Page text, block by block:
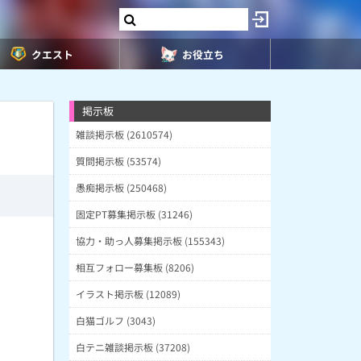
クエスト お役立ち
掲示板
雑談掲示板 (2610574)
質問掲示板 (53574)
愚痴掲示板 (250468)
固定PT募集掲示板 (31246)
協力・助っ人募集掲示板 (155343)
相互フォロー募集板 (8206)
イラスト掲示板 (12089)
白猫ゴルフ (3043)
白テニ雑談掲示板 (37208)